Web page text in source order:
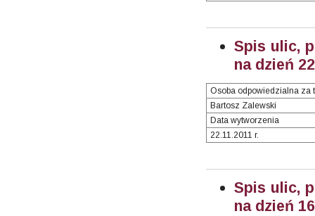
Spis ulic,
na dzień
Osoba odpowiedzialna za
Bartosz Zalewski
Data wytworzenia
22.11.2011 r.
Spis ulic,
na dzień